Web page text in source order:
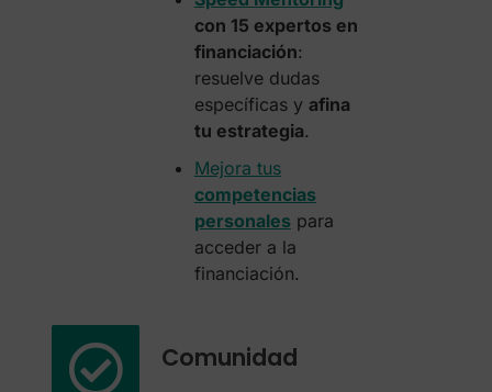
con 15 expertos en
financiación:
resuelve dudas
específicas y afina
tu estrategia.
Mejora tus
competencias
personalespara
acceder a la
financiación.
Comunidad